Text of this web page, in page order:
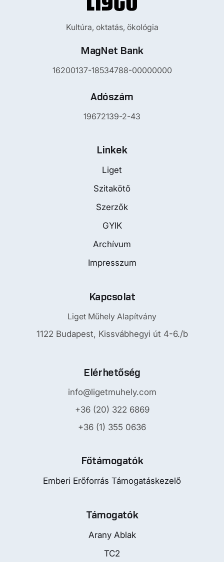
Kultúra, oktatás, ökológia
MagNet Bank
16200137-18534788-00000000
Adószám
19672139-2-43
Linkek
Liget
Szitakötő
Szerzők
GYIK
Archívum
Impresszum
Kapcsolat
Liget Műhely Alapítvány
1122 Budapest, Kissvábhegyi út 4-6./b
Elérhetőség
info@ligetmuhely.com
+36 (20) 322 6869
+36 (1) 355 0636
Főtámogatók
Emberi Erőforrás Támogatáskezelő
Támogatók
Arany Ablak
TC2